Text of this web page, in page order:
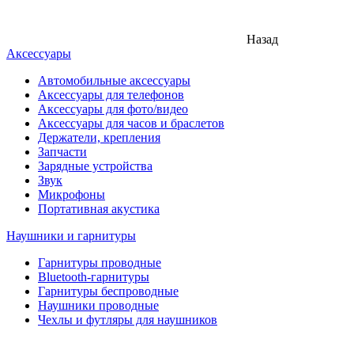
Назад
Аксессуары
Автомобильные аксессуары
Аксессуары для телефонов
Аксессуары для фото/видео
Аксессуары для часов и браслетов
Держатели, крепления
Запчасти
Зарядные устройства
Звук
Микрофоны
Портативная акустика
Наушники и гарнитуры
Гарнитуры проводные
Bluetooth-гарнитуры
Гарнитуры беспроводные
Наушники проводные
Чехлы и футляры для наушников